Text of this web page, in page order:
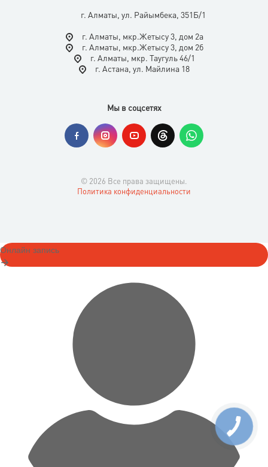
г. Алматы, ул. Райымбека, 351Б/1
г. Алматы, мкр.Жетысу 3, дом 2а
г. Алматы, мкр.Жетысу 3, дом 2б
г. Алматы, мкр. Таугуль 46/1
г. Астана, ул. Майлина 18
Мы в соцсетях
© 2026 Все права защищены.
Политика конфиденциальности